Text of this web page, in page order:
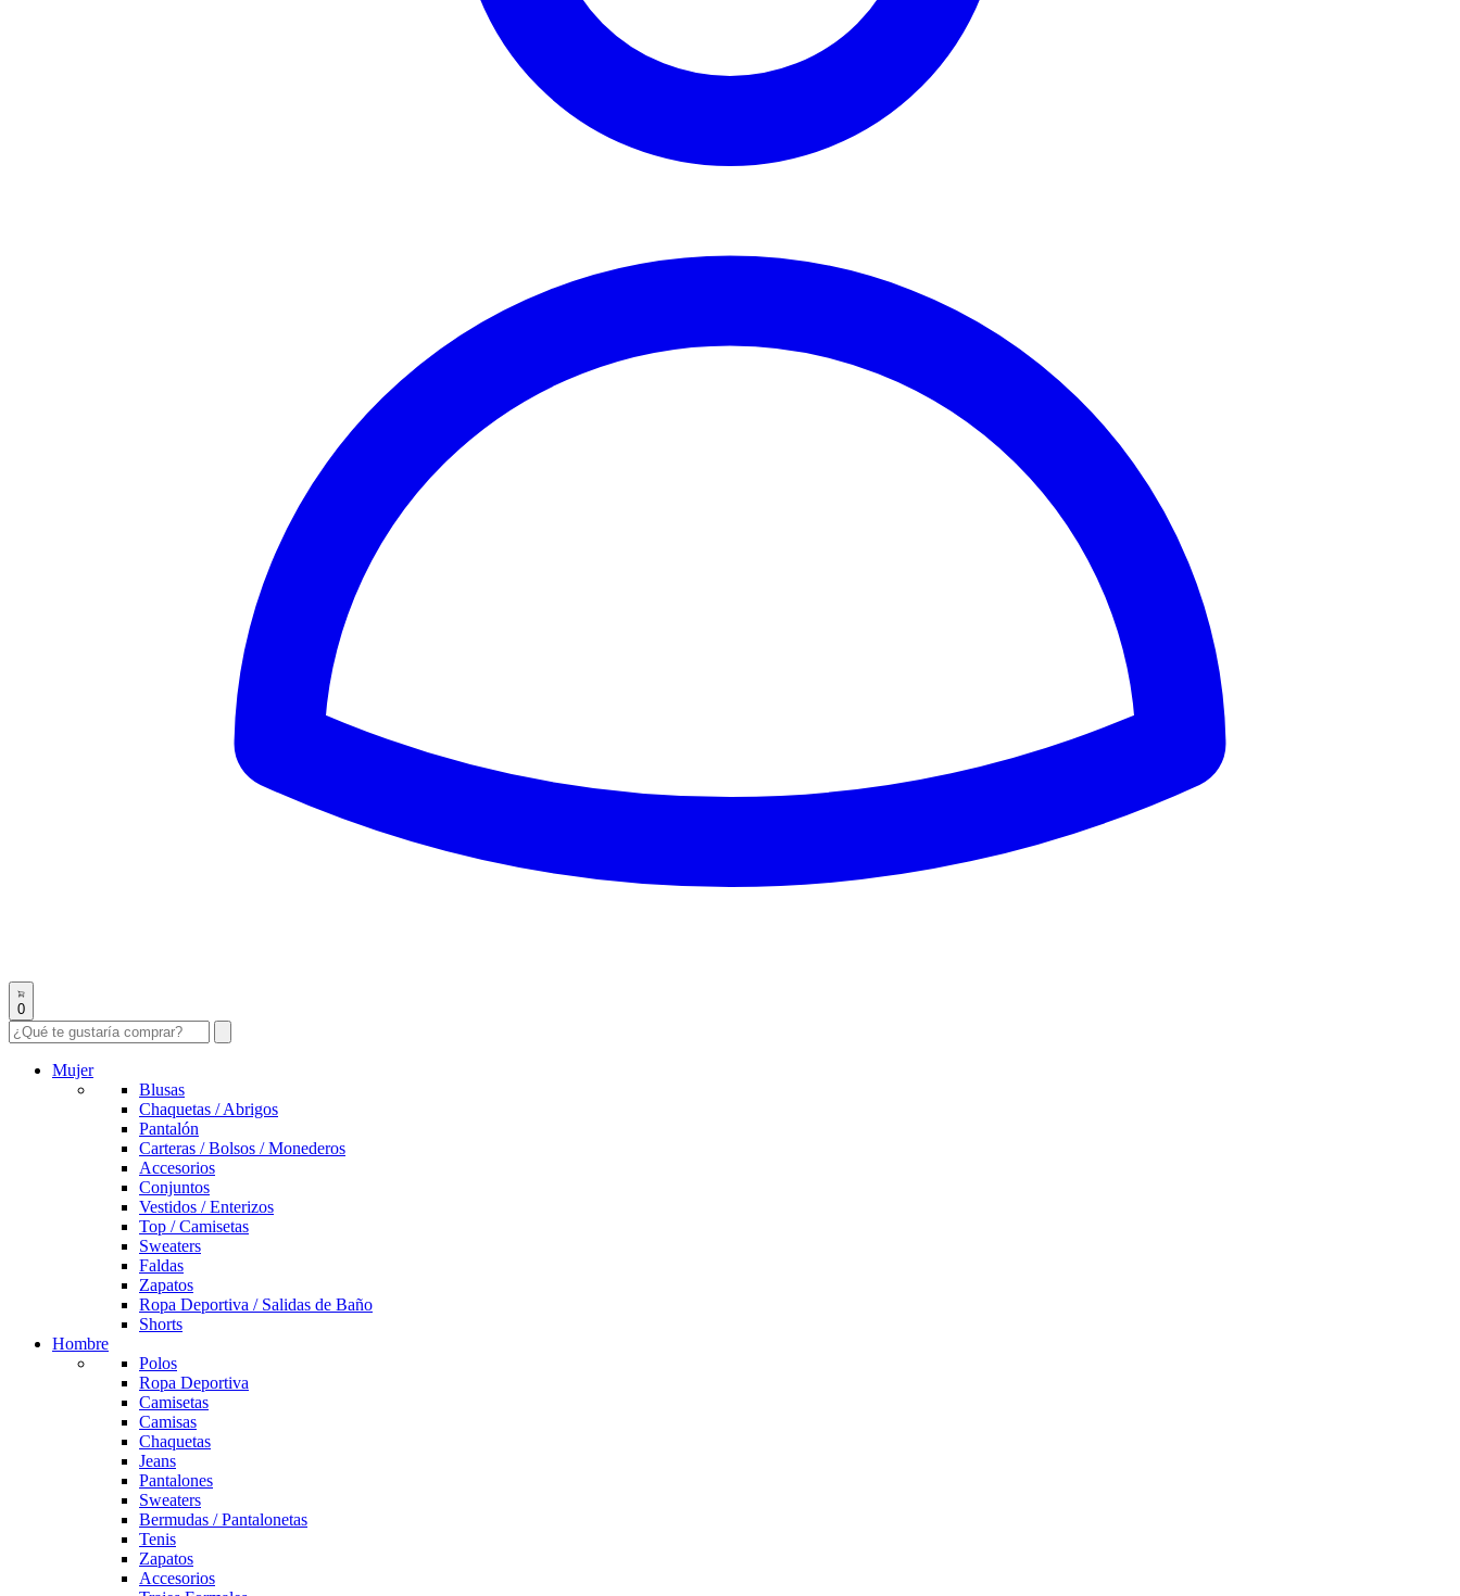
0
Mujer
Blusas
Chaquetas / Abrigos
Pantalón
Carteras / Bolsos / Monederos
Accesorios
Conjuntos
Vestidos / Enterizos
Top / Camisetas
Sweaters
Faldas
Zapatos
Ropa Deportiva / Salidas de Baño
Shorts
Hombre
Polos
Ropa Deportiva
Camisetas
Camisas
Chaquetas
Jeans
Pantalones
Sweaters
Bermudas / Pantalonetas
Tenis
Zapatos
Accesorios